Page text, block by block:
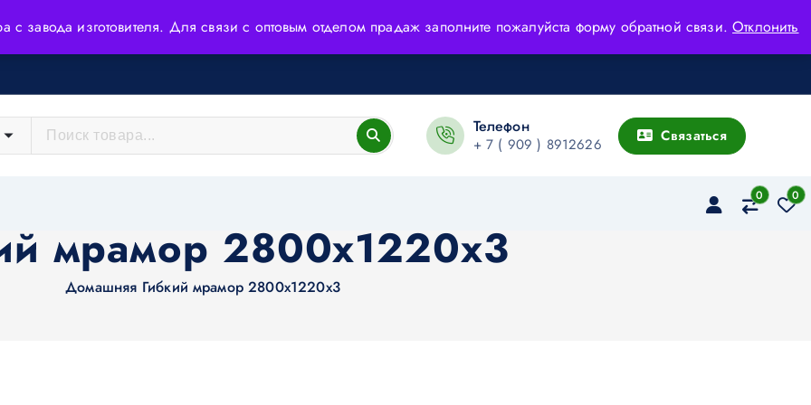
с завода изготовителя. Для связи с оптовым отделом прадаж заполните пожалуйста форму обратной связи.Отклонить
Телефон
+ 7 ( 909 ) 8912626 Связаться
0 0
мрамор 2800х1220х3
Домашняя Гибкий мрамор 2800х1220х3